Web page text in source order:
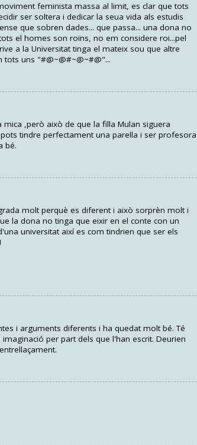
feminista massa al limit, es clar que tots
ser soltera i dedicar la seua vida als estudis
que sobren dades... que passa... una dona no
el homes son roïns, no em considere roi...pel
a la Universitat tinga el mateix sou que altre
uns "#@~@#~@~#@"...
,però això de que la filla Mulan siguera
tindre perfectament una parella i ser profesora
bé.
molt perquè es diferent i això sorprèn molt i
la dona no tinga que eixir en el conte con un
universitat així es com tindrien que ser els
i arguments diferents i ha quedat molt bé. Té
per part dels que l'han escrit. Deurien